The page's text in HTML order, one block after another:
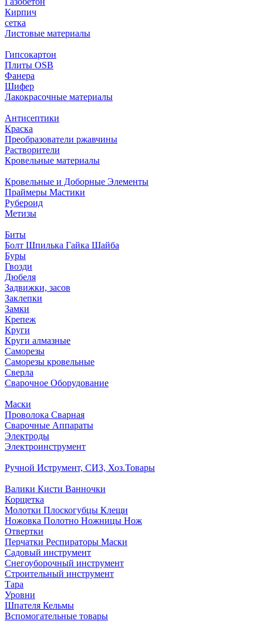
Кирпич
сетка
Листовые материалы
Гипсокартон
Плиты ОSB
Фанера
Шифер
Лакокрасочные материалы
Антисептики
Краска
Преобразователи ржавчины
Растворители
Кровельные материалы
Кровельные и Доборные Элементы
Праймеры Мастики
Рубероид
Метизы
Биты
Болт Шпилька Гайка Шайба
Буры
Гвозди
Дюбеля
Задвижки, засов
Заклепки
Замки
Крепеж
Круги
Круги алмазные
Саморезы
Саморезы кровельные
Сверла
Сварочное Оборудование
Маски
Проволока Сварная
Сварочные Аппараты
Электроды
Электроинструмент
Ручной Иструмент, СИЗ, Хоз.Товары
Валики Кисти Ванночки
Корщетка
Молотки Плоскогубцы Клещи
Ножовка Полотно Ножницы Нож
Отвертки
Перчатки Респираторы Маски
Садовый инструмент
Снегоуборочный инструмент
Строительный инструмент
Тара
Уровни
Шпателя Кельмы
Вспомогательные товары